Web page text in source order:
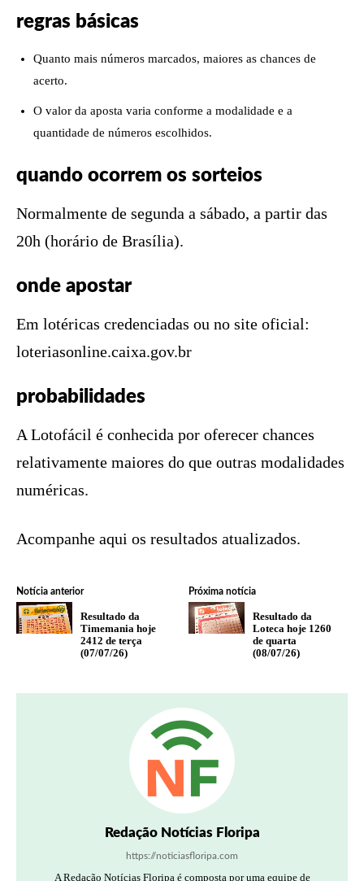
regras básicas
Quanto mais números marcados, maiores as chances de
acerto.
O valor da aposta varia conforme a modalidade e a
quantidade de números escolhidos.
quando ocorrem os sorteios
Normalmente de segunda a sábado, a partir das
20h (horário de Brasília).
onde apostar
Em lotéricas credenciadas ou no site oficial:
loteriasonline.caixa.gov.br
probabilidades
A Lotofácil é conhecida por oferecer chances
relativamente maiores do que outras modalidades
numéricas.
Acompanhe aqui os resultados atualizados.
Notícia anterior
Resultado da
Timemania hoje
2412 de terça
(07/07/26)
Próxima notícia
Resultado da
Loteca hoje 1260
de quarta
(08/07/26)
Redação Notícias Floripa
https://noticiasfloripa.com
A Redação Notícias Floripa é composta por uma equipe de